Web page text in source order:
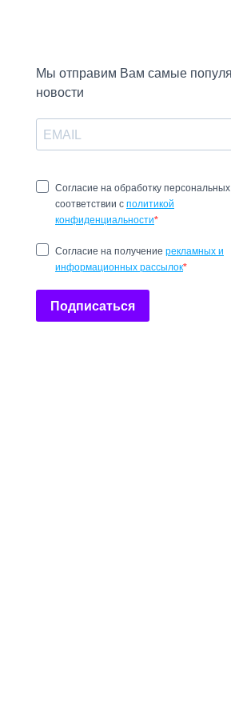
Мы отправим Вам самые
новости
Согласие на обработку
соответствии с политикой
конфиденциальности
Cогласие на получение рекламных и
информационных рассылок
Подписаться